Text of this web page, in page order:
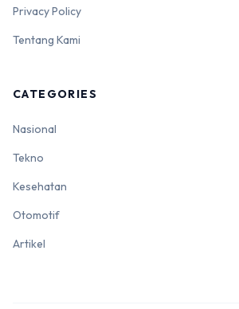
Privacy Policy
Tentang Kami
CATEGORIES
Nasional
Tekno
Kesehatan
Otomotif
Artikel